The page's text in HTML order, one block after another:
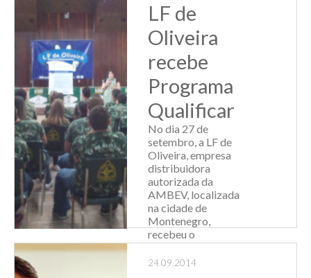
LF de
Oliveira
recebe
Programa
Qualificar
No dia 27 de
setembro, a LF de
Oliveira, empresa
distribuidora
autorizada da
AMBEV, localizada
na cidade de
Montenegro,
recebeu o
Programa
Qualificar para
24.09.2014